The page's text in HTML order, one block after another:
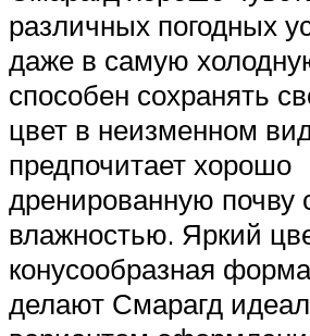
различных погодных
даже в самую
способен сохранять
цвет в неизменном
предпочитает хорошо
дренированную почву
влажностью. Яркий
конусообразная
делают Смарагд